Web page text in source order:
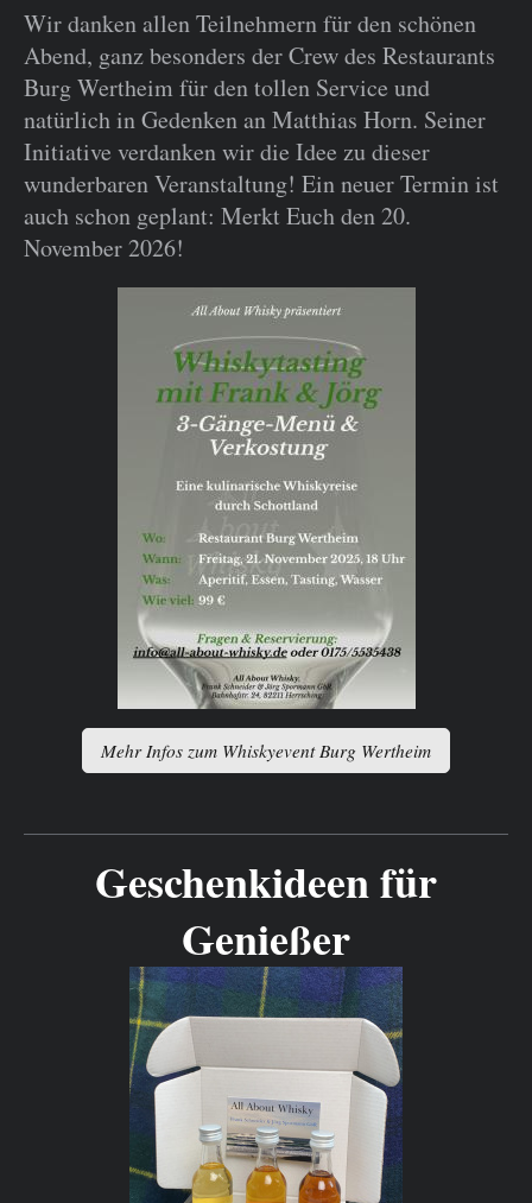
Wir danken allen Teilnehmern für den schönen
Abend, ganz besonders der Crew des Restaurants
Burg Wertheim für den tollen Service und
natürlich in Gedenken an Matthias Horn. Seiner
Initiative verdanken wir die Idee zu dieser
wunderbaren Veranstaltung! Ein neuer Termin ist
auch schon geplant: Merkt Euch den 20.
November 2026!
Mehr Infos zum Whiskyevent Burg Wertheim
Geschenkideen für
Genießer